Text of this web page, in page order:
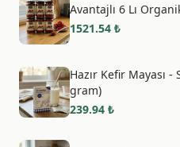
Avantajlı 6 Lı
1521.54 ₺
Hazır Kefir Mayası -
gram)
239.94 ₺